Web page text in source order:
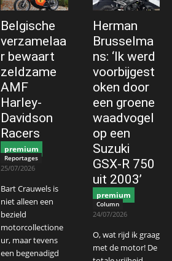
Belgische
verzamelaa
r bewaart
zeldzame
AMF
Harley-
Davidson
Racers
premium
Reportages
25/07/2026
Bart Crauwels is
niet alleen een
bezield
motorcollectione
ur, maar tevens
een begenadigd
Herman
Brusselma
ns: ‘Ik werd
voorbijgest
oken door
een groene
waadvogel
op een
Suzuki
GSX-R 750
uit 2003’
premium
Column
24/07/2026
O, wat rijd ik graag
met de motor! De